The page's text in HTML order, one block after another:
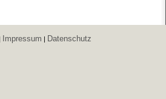
Impressum Datenschutz